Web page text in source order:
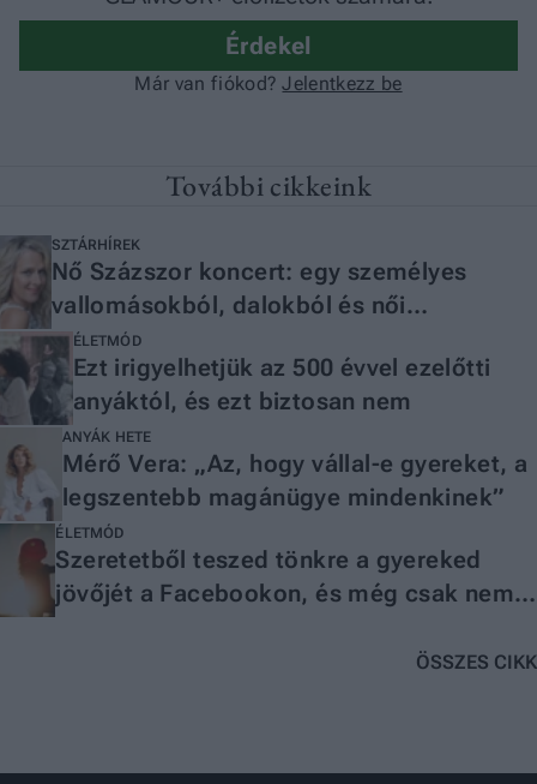
További cikkeink
SZTÁRHÍREK
Nő Százszor koncert: egy személyes
vallomásokból, dalokból és női
tapasztalatokból szőtt történet
ÉLETMÓD
Ezt irigyelhetjük az 500 évvel ezelőtti
anyáktól, és ezt biztosan nem
ANYÁK HETE
Mérő Vera: „Az, hogy vállal-e gyereket, a
legszentebb magánügye mindenkinek”
ÉLETMÓD
Szeretetből teszed tönkre a gyereked
jövőjét a Facebookon, és még csak nem
ÖSSZES CIKK